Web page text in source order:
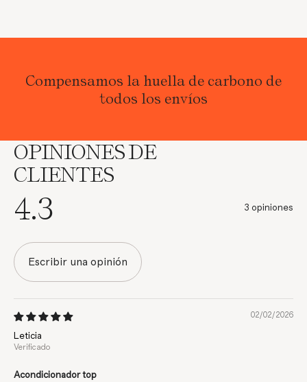
Compensamos la huella de carbono de
todos los envíos
OPINIONES DE
CLIENTES
4.3 3 opiniones
Escribir una opinión
02/02/2026
Leticia
Acondicionador top